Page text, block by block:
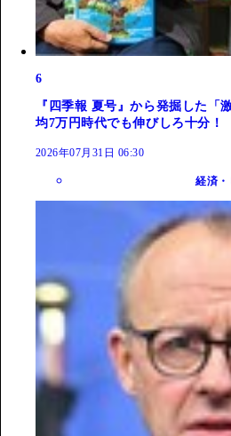
6
『四季報 夏号』から発掘した
均7万円時代でも伸びしろ十分！
2026年07月31日 06:30
経済・